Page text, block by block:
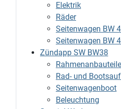
Elektrik
Räder
Seitenwagen BW
Seitenwagen BW
Zündapp SW BW38
Rahmenanbauteile
Rad- und
Seitenwagenboot
Beleuchtung